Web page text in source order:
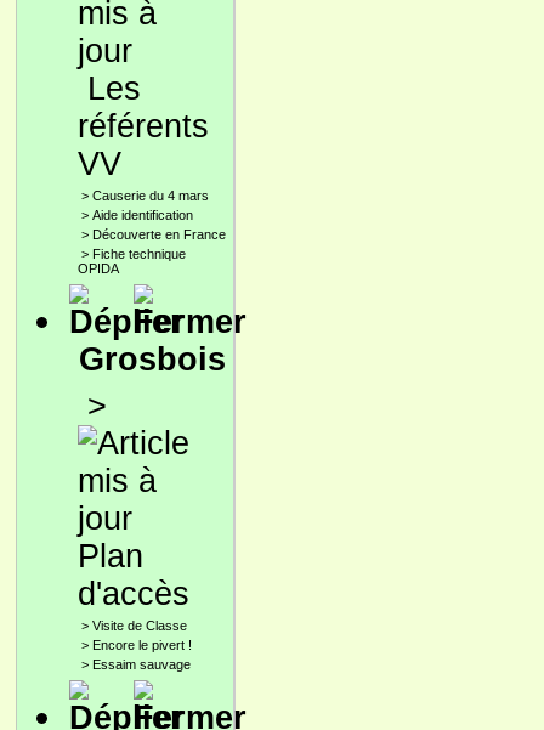
Les
référents
VV
> Causerie du 4 mars
> Aide identification
> Découverte en France
> Fiche technique
OPIDA
Grosbois
>
Plan
d'accès
> Visite de Classe
> Encore le pivert !
> Essaim sauvage